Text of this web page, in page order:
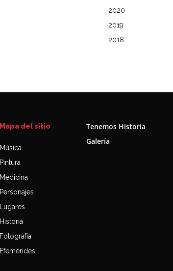
2020
2019
2018
Mapa del sitio
Música
Pintura
Medicina
Personajes
Lugares
Historia
Fotografía
Efemérides
Tenemos Historia
Galería